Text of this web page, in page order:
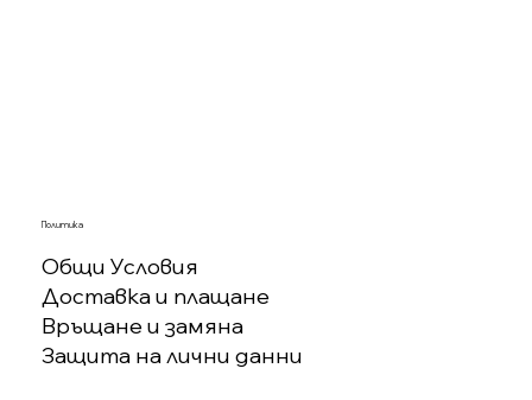
Политика
Общи Условия
Доставка и плащане
Връщане и замяна
Защита на лични данни